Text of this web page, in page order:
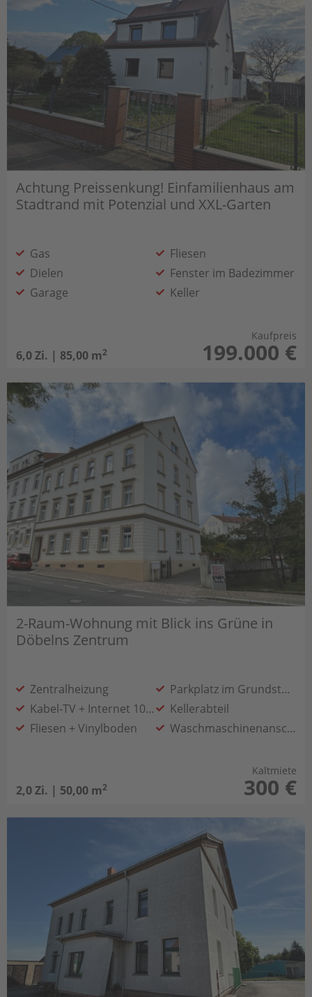
Achtung Preissenkung! Einfamilienhaus am
Stadtrand mit Potenzial und XXL-Garten
Gas
Fliesen
Dielen
Fenster im Badezimmer
Garage
Keller
Badewanne + Dusche
2 Bäder
6,0 Zi. | 85,00 m2
Kaufpreis
199.000 €
2-Raum-Wohnung mit Blick ins Grüne in
Döbelns Zentrum
Zentralheizung
Parkplatz im Grundstück
Kabel-TV + Internet 100 MB
Kellerabteil
Fliesen + Vinylboden
Waschmaschinenanschluss im Bad
2,0 Zi. | 50,00 m2
Kaltmiete
300 €